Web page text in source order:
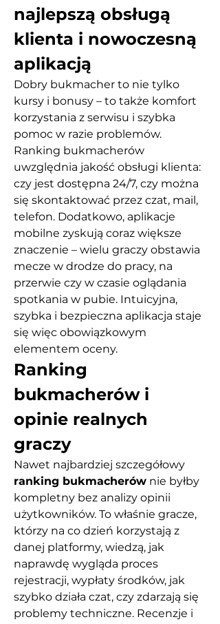
najlepszą obsługą
klienta i nowoczesną
aplikacją
Dobry bukmacher to nie tylko
kursy i bonusy – to także komfort
korzystania z serwisu i szybka
pomoc w razie problemów.
Ranking bukmacherów
uwzględnia jakość obsługi klienta:
czy jest dostępna 24/7, czy można
się skontaktować przez czat, mail,
telefon. Dodatkowo, aplikacje
mobilne zyskują coraz większe
znaczenie – wielu graczy obstawia
mecze w drodze do pracy, na
przerwie czy w czasie oglądania
spotkania w pubie. Intuicyjna,
szybka i bezpieczna aplikacja staje
się więc obowiązkowym
elementem oceny.
Ranking
bukmacherów i
opinie realnych
graczy
ranking bukmacherów nie byłby
kompletny bez analizy opinii
użytkowników. To właśnie gracze,
którzy na co dzień korzystają z
danej platformy, wiedzą, jak
naprawdę wygląda proces
rejestracji, wypłaty środków, jak
szybko działa czat, czy zdarzają się
problemy techniczne. Recenzje i